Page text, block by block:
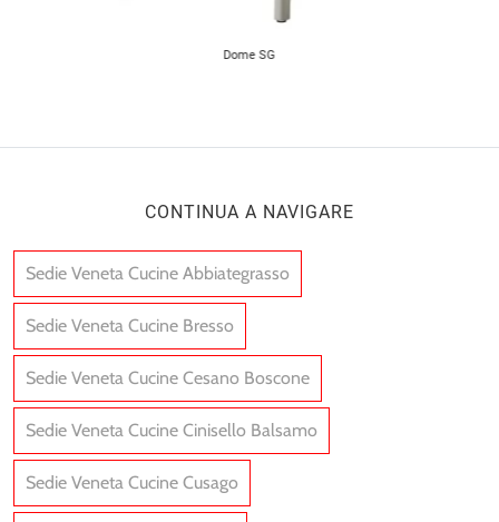
Dome SG
CONTINUA A NAVIGARE
Sedie Veneta Cucine Abbiategrasso
Sedie Veneta Cucine Bresso
Sedie Veneta Cucine Cesano Boscone
Sedie Veneta Cucine Cinisello Balsamo
Sedie Veneta Cucine Cusago